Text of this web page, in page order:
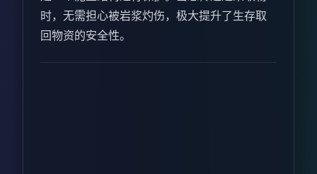
时，无需担心被岩浆灼伤，极大提升了生存取
回物资的安全性。